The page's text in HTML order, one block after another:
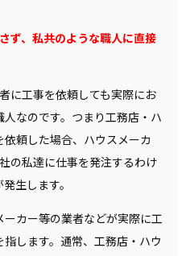
ず、私共のような職人に直接
に工事を依頼しても実際にお
なのです。つまり工務店・ハ
頼した場合、ハウスメーカ
の私達に仕事を発注するわけ
生します。
ーカー等の業者などが実際に工
します。通常、工務店・ハウ